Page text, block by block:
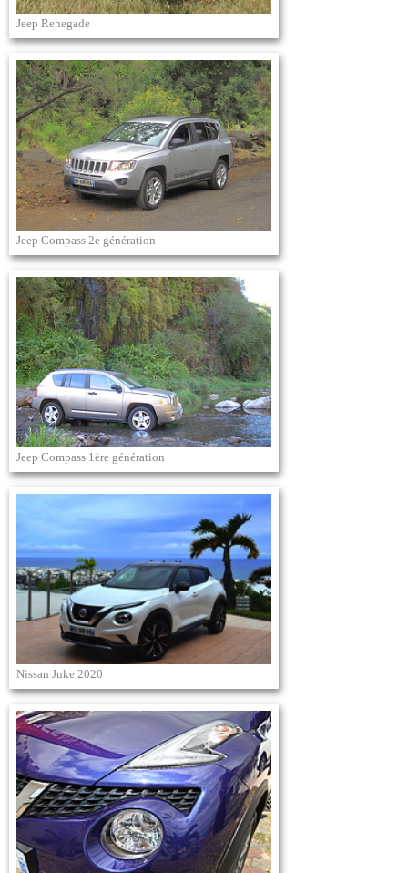
Jeep Renegade
Jeep Compass 2e génération
Jeep Compass 1ère génération
Nissan Juke 2020